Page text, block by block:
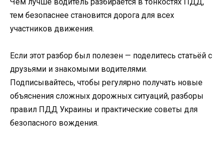
тем безопаснее становится дорога для всех
участников движения.
Если этот разбор был полезен — поделитесь статьёй с
друзьями и знакомыми водителями.
Подписывайтесь, чтобы регулярно получать новые
объяснения сложных дорожных ситуаций, разборы
правил ПДД Украины и практические советы для
безопасного вождения.